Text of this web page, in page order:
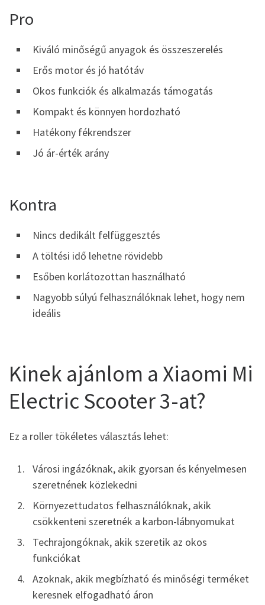
Pro
Kiváló minőségű anyagok és összeszerelés
Erős motor és jó hatótáv
Okos funkciók és alkalmazás támogatás
Kompakt és könnyen hordozható
Hatékony fékrendszer
Jó ár-érték arány
Kontra
Nincs dedikált felfüggesztés
A töltési idő lehetne rövidebb
Esőben korlátozottan használható
Nagyobb súlyú felhasználóknak lehet, hogy nem
ideális
Kinek ajánlom a Xiaomi Mi
Electric Scooter 3-at?
Ez a roller tökéletes választás lehet:
Városi ingázóknak, akik gyorsan és kényelmesen
szeretnének közlekedni
Környezettudatos felhasználóknak, akik
csökkenteni szeretnék a karbon-lábnyomukat
Techrajongóknak, akik szeretik az okos
funkciókat
Azoknak, akik megbízható és minőségi terméket
keresnek elfogadható áron